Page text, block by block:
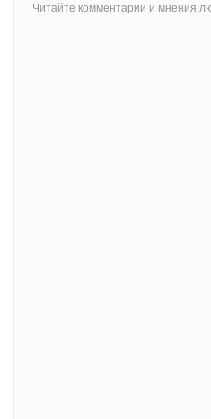
Читайте комментарии и мнения